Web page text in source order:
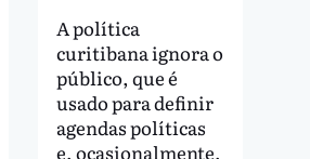
A política
curitibana ignora o
público, que é
usado para definir
agendas políticas
e, ocasionalmente,